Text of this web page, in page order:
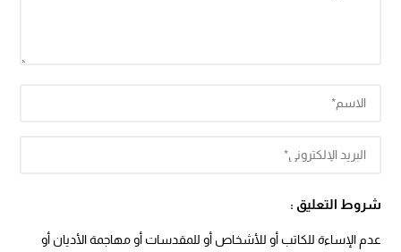
شروط التعليق :
عدم الإساءة للكاتب أو للأشخاص أو للمقدسات أو مهاجمة الأديان أو